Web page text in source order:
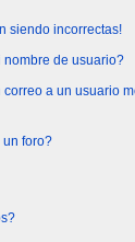
siendo incorrectas!
nombre de usuario?
a un usuario
un foro?